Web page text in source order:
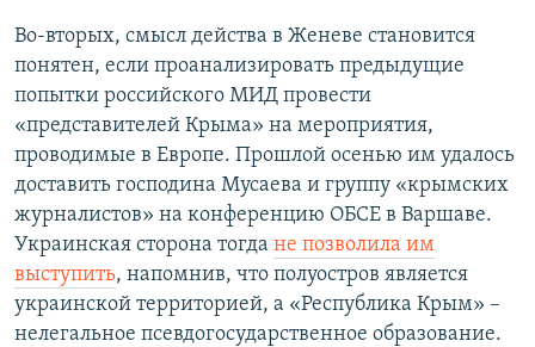
Во-вторых, смысл действа в Женеве становится
понятен, если проанализировать предыдущие
попытки российского МИД провести
«представителей Крыма» на мероприятия,
проводимые в Европе. Прошлой осенью им удалось
доставить господина Мусаева и группу «крымских
журналистов» на конференцию ОБСЕ в Варшаве.
Украинская сторона тогда не позволила им
выступить, напомнив, что полуостров является
украинской территорией, а «Республика Крым» –
нелегальное псевдогосударственное образование.